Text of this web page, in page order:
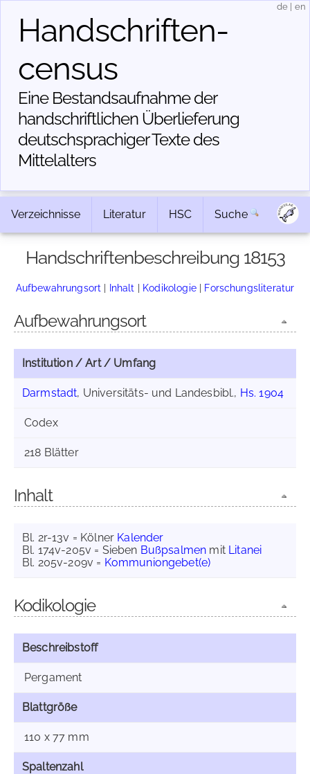
Handschriften­
census
Eine Bestandsaufnahme der
handschriftlichen Über­lieferung
deutschsprachiger Texte des
Mittelalters
de en
Verzeichnisse Literatur HSC Suche
Handschriftenbeschreibung 18153
Aufbewahrungsort | Inhalt | Kodikologie| Forschungsliteratur
Aufbewahrungsort
Institution / Art / Umfang
Darmstadt, Universitäts- und Landesbibl., Hs. 1904
Codex
218 Blätter
Inhalt
Bl. 2r-13v = Kölner Kalender
Bl. 174v-205v = Sieben Bußpsalmen mit Litanei
Bl. 205v-209v = Kommuniongebet(e)
Kodikologie
Beschreibstoff
Pergament
Blattgröße
110 x 77 mm
Spaltenzahl